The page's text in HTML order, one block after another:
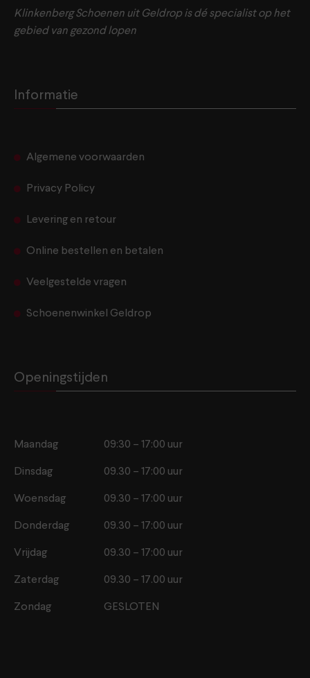
Klinkenberg Schoenen uit Geldrop is dé specialist op het
gebied van gezond lopen
Informatie
Algemene voorwaarden
Privacy Policy
Levering en retour
Online bestellen en betalen
Veelgestelde vragen
Schoenenwinkel Geldrop
Openingstijden
Maandag 09:30 – 17:00 uur
Dinsdag 09.30 – 17:00 uur
Woensdag 09.30 – 17:00 uur
Donderdag 09.30 – 17:00 uur
Vrijdag 09.30 – 17:00 uur
Zaterdag 09.30 – 17.00 uur
Zondag GESLOTEN